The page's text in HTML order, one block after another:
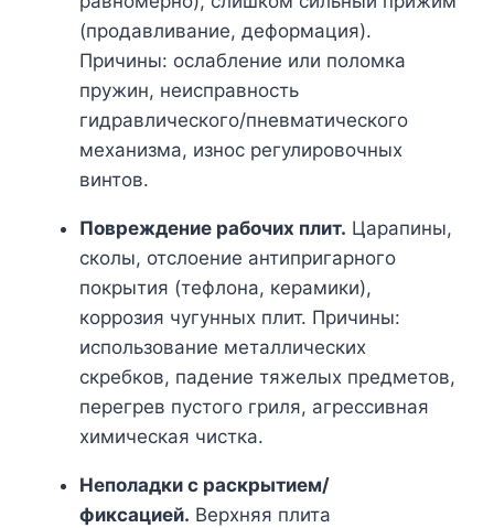
(продавливание, деформация).
Причины: ослабление или поломка
пружин, неисправность
гидравлического/пневматического
механизма, износ регулировочных
винтов.
Повреждение рабочих плит. Царапины,
сколы, отслоение антипригарного
покрытия (тефлона, керамики),
коррозия чугунных плит. Причины:
использование металлических
скребков, падение тяжелых предметов,
перегрев пустого гриля, агрессивная
химическая чистка.
Неполадки с раскрытием/
фиксацией. Верхняя плита